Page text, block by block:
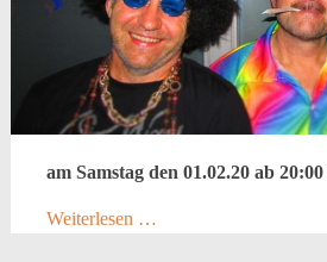
am Samstag den 01.02.20 ab
Weiterlesen …